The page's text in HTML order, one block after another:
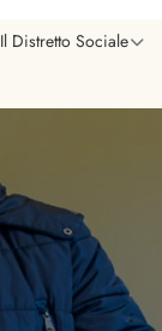
Il Distretto Sociale